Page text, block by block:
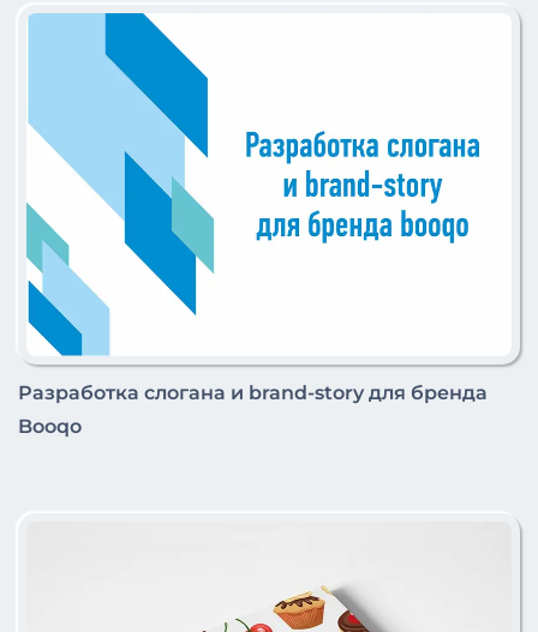
Разработка слогана и brand-story для бренда
Booqo